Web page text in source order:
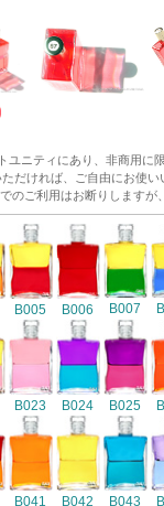
ユニティにあり、非商用
だければ、ご自由にお使い
のご利用はお断りします
B005 B006 B007
B023 B024 B025
B041 B042 B043